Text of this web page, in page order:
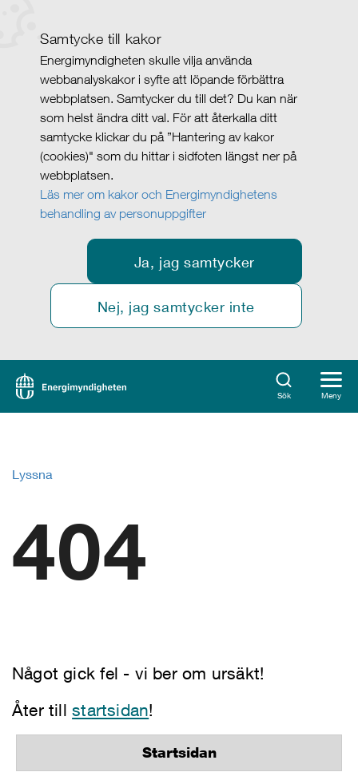
Samtycke till kakor
Energimyndigheten skulle vilja använda
webbanalyskakor i syfte att löpande förbättra
webbplatsen. Samtycker du till det? Du kan när
som helst ändra ditt val. För att återkalla ditt
samtycke klickar du på ”Hantering av kakor
(cookies)" som du hittar i sidfoten längst ner på
webbplatsen.
Läs mer om kakor och Energimyndighetens
behandling av personuppgifter
Ja, jag samtycker
Nej, jag samtycker inte
Sök Meny
Lyssna
404
Något gick fel - vi ber om ursäkt!
Åter tillstartsidan!
Startsidan